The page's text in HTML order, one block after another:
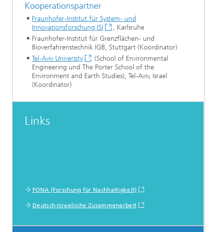
Kooperationspartner
Fraunhofer-Institut für System- und
Innovationsforschung ISI
, Karlsruhe
Fraunhofer-Institut für Grenzflächen- und
Bioverfahrenstechnik IGB, Stuttgart (Koordinator)
Tel-Aviv University
(School of Environmental
Engineering und The Porter School of the
Environment and Earth Studies), Tel-Aviv, Israel
(Koordinator)
Links
FONA (Forschung für Nachhaltigkeit)
Deutsch-Israelische Zusammenarbeit